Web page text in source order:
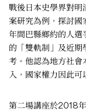
戰後日本史學界對明
案研究為例，探討國
年間巴縣鄉約的人選
的「雙軌制」及近
考。他認為地方社會
入，國家權力因此可
第二場講座於2018